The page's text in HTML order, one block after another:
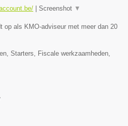
| Screenshot ▼
op als KMO-adviseur met meer dan 20
Starters, Fiscale werkzaamheden,